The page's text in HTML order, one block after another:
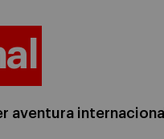
aventura